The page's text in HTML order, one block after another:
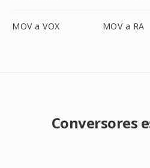
MOV a VOX MOV a RA
Conversores